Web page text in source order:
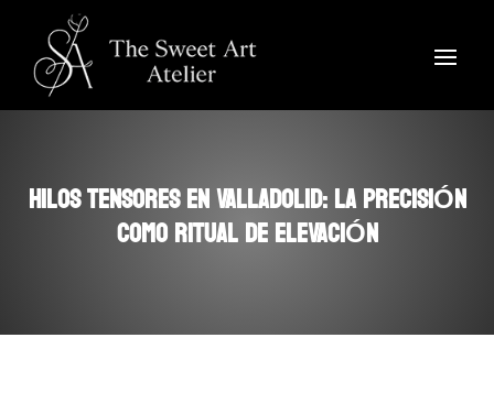
HILOS TENSORES EN VALLADOLID: LA PRECISIÓN
COMO RITUAL DE ELEVACIÓN